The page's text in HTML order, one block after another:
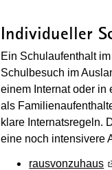
Individueller
Ein Schulaufenthalt
Schulbesuch im
einem Internat oder in
als
klare Internatsregeln.
eine noch intensivere
rausvonzuhaus